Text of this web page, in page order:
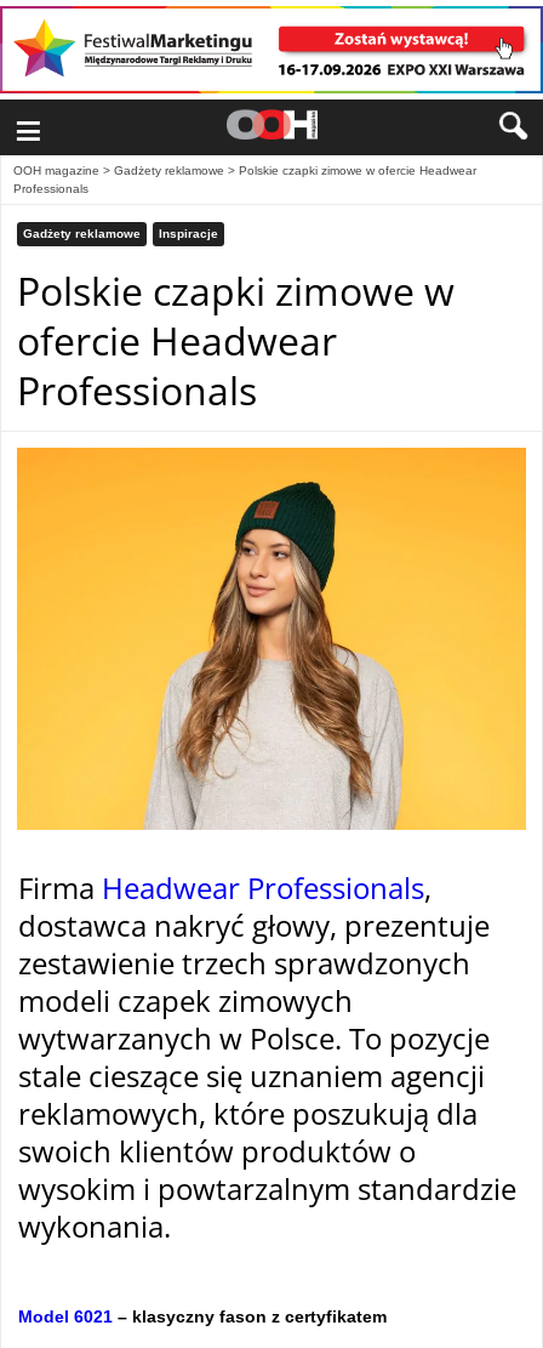
≡
OOH magazine > Gadżety reklamowe > Polskie czapki zimowe w ofercie Headwear
Professionals
Gadżety reklamowe Inspiracje
Polskie czapki zimowe w
ofercie Headwear
Professionals
Firma Headwear Professionals,
dostawca nakryć głowy, prezentuje
zestawienie trzech sprawdzonych
modeli czapek zimowych
wytwarzanych w Polsce. To pozycje
stale cieszące się uznaniem agencji
reklamowych, które poszukują dla
swoich klientów produktów o
wysokim i powtarzalnym standardzie
wykonania.
Model 6021 – klasyczny fason z certyfikatem